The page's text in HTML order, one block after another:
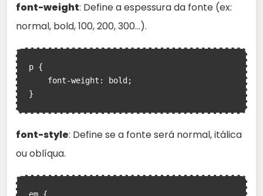
font-weight: Define a espessura da fonte (ex:
normal, bold, 100, 200, 300…).
p {
}
font-style: Define se a fonte será normal, itálica
ou oblíqua.